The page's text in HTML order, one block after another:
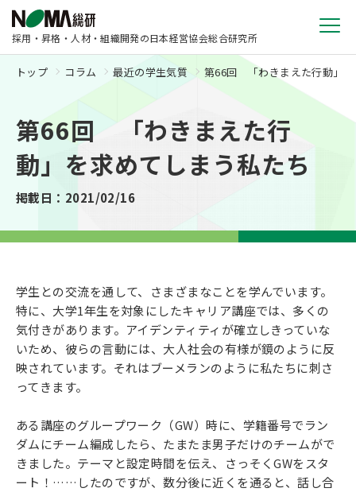
採用・昇格・人材・組織開発の日本経営協会総合研究所
トップ コラム 最近の学生気質 第66回 「わきまえた行動」
第66回 「わきまえた行
動」を求めてしまう私たち
掲載日：2021/02/16
学生との交流を通して、さまざまなことを学んでいます。
特に、大学1年生を対象にしたキャリア講座では、多くの
気付きがあります。アイデンティティが確立しきっていな
いため、彼らの言動には、大人社会の有様が鏡のように反
映されています。それはブーメランのように私たちに刺さ
ってきます。
ある講座のグループワーク（GW）時に、学籍番号でラン
ダムにチーム編成したら、たまたま男子だけのチームがで
きました。テーマと設定時間を伝え、さっそくGWをスタ
ート！……したのですが、数分後に近くを通ると、話し合